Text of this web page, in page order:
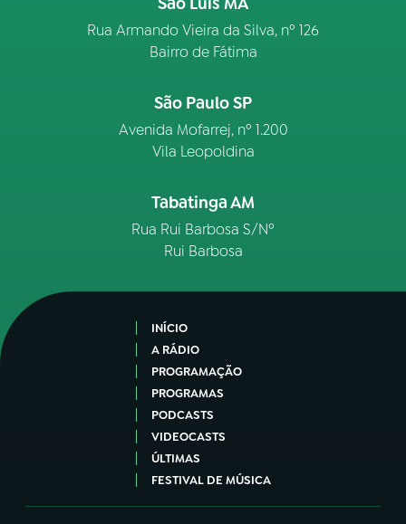
Rua Armando Vieira da Silva, nº 126
Bairro de Fátima
São Paulo SP
Avenida Mofarrej, nº 1.200
Vila Leopoldina
Tabatinga AM
Rua Rui Barbosa S/Nº
Rui Barbosa
INÍCIO
A RÁDIO
PROGRAMAÇÃO
PROGRAMAS
PODCASTS
VIDEOCASTS
ÚLTIMAS
FESTIVAL DE MÚSICA